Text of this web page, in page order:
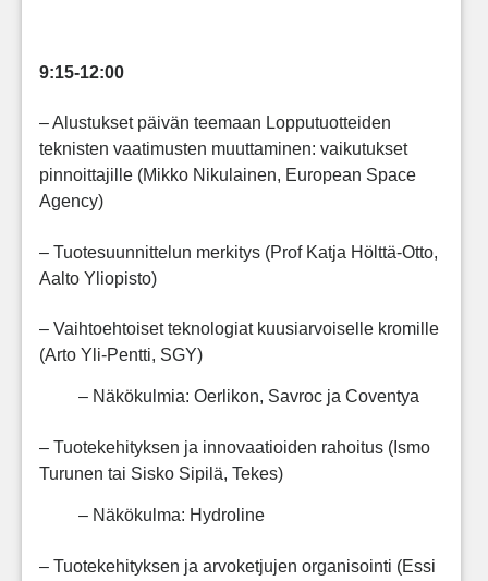
9:15-12:00
– Alustukset päivän teemaan Lopputuotteiden
teknisten vaatimusten muuttaminen: vaikutukset
pinnoittajille (Mikko Nikulainen, European Space
Agency)
– Tuotesuunnittelun merkitys (Prof Katja Hölttä-Otto,
Aalto Yliopisto)
– Vaihtoehtoiset teknologiat kuusiarvoiselle kromille
(Arto Yli-Pentti, SGY)
– Näkökulmia: Oerlikon, Savroc ja Coventya
– Tuotekehityksen ja innovaatioiden rahoitus (Ismo
Turunen tai Sisko Sipilä, Tekes)
– Näkökulma: Hydroline
– Tuotekehityksen ja arvoketjujen organisointi (Essi